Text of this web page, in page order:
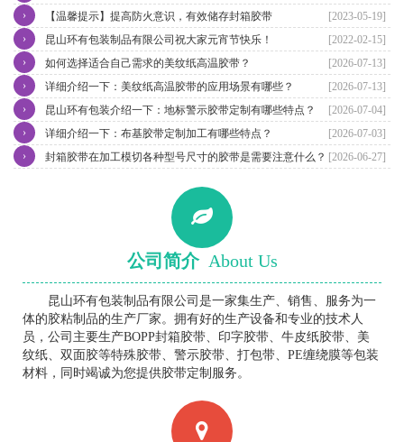
[2023-05-19]
【温馨提示】提高防火意识，有效储存封箱胶带
›
[2022-02-15]
昆山环有包装制品有限公司祝大家元宵节快乐！
›
[2026-07-13]
如何选择适合自己需求的美纹纸高温胶带？
›
[2026-07-13]
详细介绍一下：美纹纸高温胶带的应用场景有哪些？
›
[2026-07-04]
昆山环有包装介绍一下：地标警示胶带定制有哪些特点？
›
[2026-07-03]
详细介绍一下：布基胶带定制加工有哪些特点？
›
[2026-06-27]
封箱胶带在加工模切各种型号尺寸的胶带是需要注意什么？
›
公司简介 About Us
昆山环有包装制品有限公司是一家集生产、销售、服务为一
体的胶粘制品的生产厂家。拥有好的生产设备和专业的技术人
员，公司主要生产BOPP封箱胶带、印字胶带、牛皮纸胶带、美
纹纸、双面胶等特殊胶带、警示胶带、打包带、PE缠绕膜等包装
材料，同时竭诚为您提供胶带定制服务。